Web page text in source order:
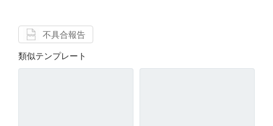
不具合報告
類似テンプレート